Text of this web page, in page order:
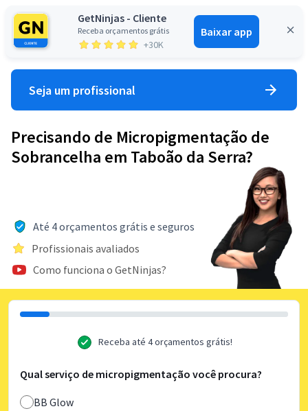
GetNinjas - Cliente
Receba orçamentos grátis
+30K
Baixar app
Entrar
Seja um profissional
Precisando de Micropigmentação de
Sobrancelha em Taboão da Serra?
Até 4 orçamentos grátis e seguros
Profissionais avaliados
Como funciona o GetNinjas?
Receba até 4 orçamentos grátis!
Qual serviço de micropigmentação você procura?
BB Glow